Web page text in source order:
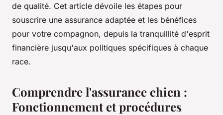
de qualité. Cet article dévoile les étapes pour
souscrire une assurance adaptée et les bénéfices
pour votre compagnon, depuis la tranquillité d'esprit
financière jusqu'aux politiques spécifiques à chaque
race.
Comprendre l'assurance chien :
Fonctionnement et procédures